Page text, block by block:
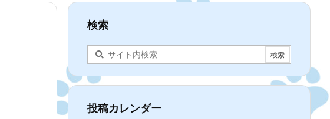
検索
投稿カレンダー